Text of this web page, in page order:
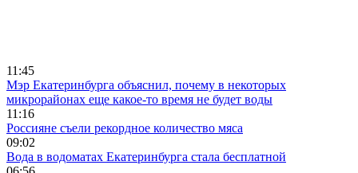
11:45
Мэр Екатеринбурга объяснил, почему в некоторых
микрорайонах еще какое-то время не будет воды
11:16
Россияне съели рекордное количество мяса
09:02
Вода в водоматах Екатеринбурга стала бесплатной